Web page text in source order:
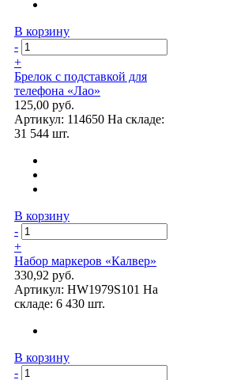
В корзину
-
+
Брелок с подставкой для
телефона «Лао»
125,00 руб.
Артикул: 114650 На складе:
31 544 шт.
В корзину
-
+
Набор маркеров «Калвер»
330,92 руб.
Артикул: HW1979S101 На
складе: 6 430 шт.
В корзину
-